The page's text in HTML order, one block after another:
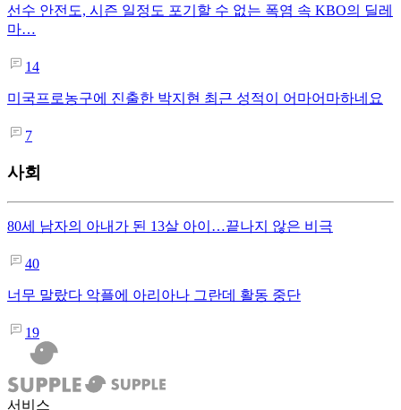
선수 안전도, 시즌 일정도 포기할 수 없는 폭염 속 KBO의 딜레
마…
14
미국프로농구에 진출한 박지현 최근 성적이 어마어마하네요
7
사회
80세 남자의 아내가 된 13살 아이…끝나지 않은 비극
40
너무 말랐다 악플에 아리아나 그란데 활동 중단
19
서비스